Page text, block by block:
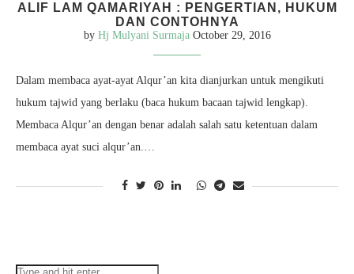
ALIF LAM QAMARIYAH : PENGERTIAN, HUKUM
DAN CONTOHNYA
by Hj Mulyani Surmaja October 29, 2016
Dalam membaca ayat-ayat Alqur’an kita dianjurkan untuk mengikuti
hukum tajwid yang berlaku (baca hukum bacaan tajwid lengkap).
Membaca Alqur’an dengan benar adalah salah satu ketentuan dalam
membaca ayat suci alqur’an.…